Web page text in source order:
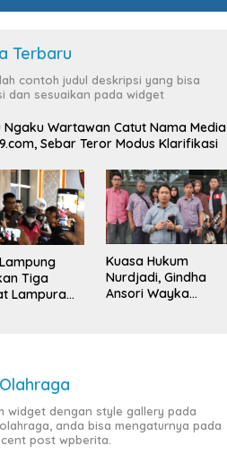
Terbaru
contoh judul deskripsi yang bisa
dan sesuaikan pada widget
Ngaku Wartawan Catut Nama Media
Sebar Teror Modus Klarifikasi
Tiga
Lampura
Kuasa Hukum
Nurdjadi, Gindha
Ansori Wayka
widget dengan style gallery pada
anda bisa mengaturnya pada
post wpberita.